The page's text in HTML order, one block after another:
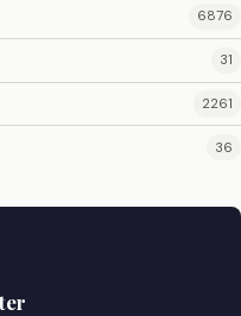
6876
31
2261
36